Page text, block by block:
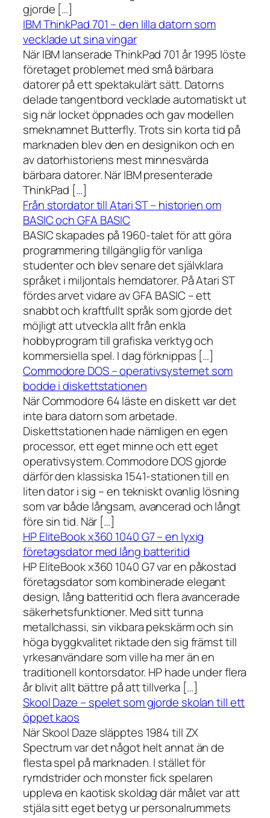
gjorde […]
IBM ThinkPad 701 – den lilla datorn som
vecklade ut sina vingar
När IBM lanserade ThinkPad 701 år 1995 löste
företaget problemet med små bärbara
datorer på ett spektakulärt sätt. Datorns
delade tangentbord vecklade automatiskt ut
sig när locket öppnades och gav modellen
smeknamnet Butterfly. Trots sin korta tid på
marknaden blev den en designikon och en
av datorhistoriens mest minnesvärda
bärbara datorer. När IBM presenterade
ThinkPad […]
Från stordator till Atari ST – historien om
BASIC och GFA BASIC
BASIC skapades på 1960-talet för att göra
programmering tillgänglig för vanliga
studenter och blev senare det självklara
språket i miljontals hemdatorer. På Atari ST
fördes arvet vidare av GFA BASIC – ett
snabbt och kraftfullt språk som gjorde det
möjligt att utveckla allt från enkla
hobbyprogram till grafiska verktyg och
kommersiella spel. I dag förknippas […]
Commodore DOS – operativsystemet som
bodde i diskettstationen
När Commodore 64 läste en diskett var det
inte bara datorn som arbetade.
Diskettstationen hade nämligen en egen
processor, ett eget minne och ett eget
operativsystem. Commodore DOS gjorde
därför den klassiska 1541-stationen till en
liten dator i sig – en tekniskt ovanlig lösning
som var både långsam, avancerad och långt
före sin tid. När […]
HP EliteBook x360 1040 G7 – en lyxig
företagsdator med lång batteritid
HP EliteBook x360 1040 G7 var en påkostad
företagsdator som kombinerade elegant
design, lång batteritid och flera avancerade
säkerhetsfunktioner. Med sitt tunna
metallchassi, sin vikbara pekskärm och sin
höga byggkvalitet riktade den sig främst till
yrkesanvändare som ville ha mer än en
traditionell kontorsdator. HP hade under flera
år blivit allt bättre på att tillverka […]
Skool Daze – spelet som gjorde skolan till ett
öppet kaos
När Skool Daze släpptes 1984 till ZX
Spectrum var det något helt annat än de
flesta spel på marknaden. I stället för
rymdstrider och monster fick spelaren
uppleva en kaotisk skoldag där målet var att
stjäla sitt eget betyg ur personalrummets